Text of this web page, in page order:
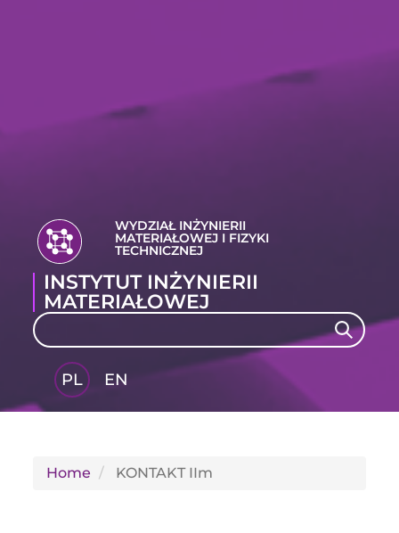
WYDZIAŁ INŻYNIERII
MATERIAŁOWEJ I FIZYKI
TECHNICZNEJ
INSTYTUT INŻYNIERII
MATERIAŁOWEJ
Search Search
PL
EN
Home KONTAKT IIm